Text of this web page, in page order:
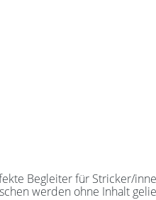
Begleiter für Stricker/
werden ohne Inhalt